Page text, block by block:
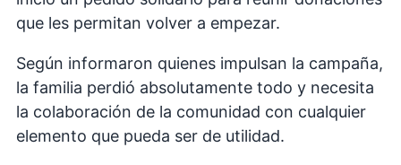
que les permitan volver a empezar.
Según informaron quienes impulsan la campaña,
la familia perdió absolutamente todo y necesita
la colaboración de la comunidad con cualquier
elemento que pueda ser de utilidad.